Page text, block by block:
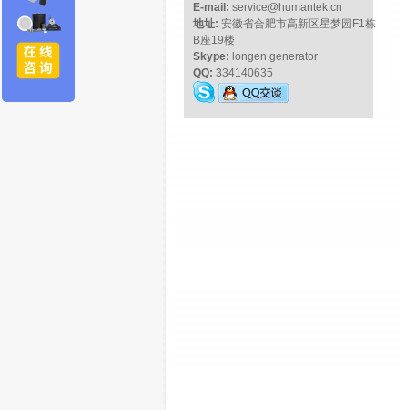
E-mail: service@humantek.cn
地址: 安徽省合肥市高新区星梦园F1栋
B座19楼
Skype: longen.generator
QQ: 334140635